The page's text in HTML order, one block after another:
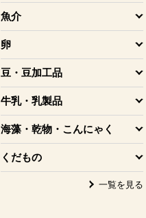
魚介
を開く
卵
を開く
豆・豆加工品
を開く
牛乳・乳製品
を開く
海藻・乾物・こんにゃく
を開く
くだもの
を開く
一覧を見る